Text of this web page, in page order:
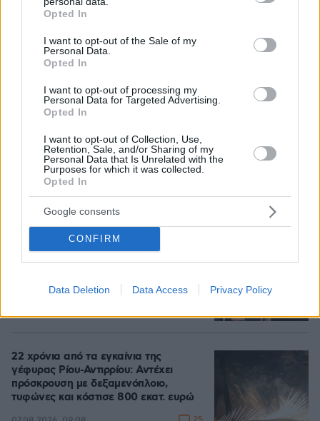
grant or deny consent to Google and its third-party tags to
use your data for below specified purposes in below Google
consent section.
Opted In
I want to opt-out of the Sale of my
Personal Data.
Opted In
I want to opt-out of processing my
Personal Data for Targeted Advertising.
Opted In
I want to opt-out of Collection, Use,
Retention, Sale, and/or Sharing of my
Personal Data that Is Unrelated with the
Purposes for which it was collected.
Opted In
Google consents
CONFIRM
Data Deletion Data Access Privacy Policy
Ο οδηγός του φορτηγού περιγράφει πώς έγινε το
τροχαίο με τους νεκρούς μάνα και γιο στις Σέρρες,
η 43χρονη και ο 21χρονος πήγαιναν μαζί για
δουλειά
07.08.2026, 13:17
Τουρκία, Σαουδική Αραβία και
συμφωνία: «Επίθεση σε έναν θα
θεωρείται επίθεση σε όλους»
07.08.2026, 14:10 150
Στο Α΄ Νεκροταφείο το μνημόσυνο
για τον έναν χρόνο από τον θάνατο
της Λένας Σαμαρά
53
22 χρόνια από τα εγκαίνια της
γέφυρας Ρίου-Αντιρρίου: Αντέχει
πρόσκρουση με δεξαμενόπλοιο,
τυφώνες και κόστισε 800 εκατ. ευρώ